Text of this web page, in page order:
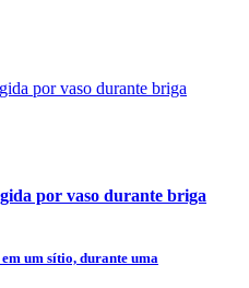
por vaso durante briga
um sítio, durante uma